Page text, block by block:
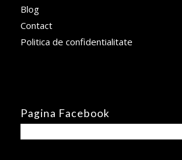
Blog
Contact
Politica de confidentialitate
Pagina Facebook